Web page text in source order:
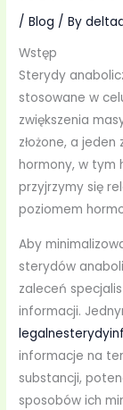
/Blog / By
Wstęp
Sterydy
stosowane w
zwiększenia
złożone, a
hormony, w tym
przyjrzymy się
poziomem
Aby
sterydów
zaleceń
informacji.
informacje na
substancji,
sposobów ich